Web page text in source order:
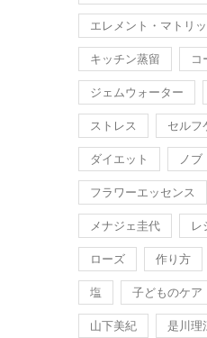
エレメント・マトリ
キッチン蒸留 コ
ジェムウォーター
ストレス セルフ
ダイエット ノブ
フラワーエッセンス
メナジェ圭代 レ
ローズ 作り方
塩 子どものケア
山下美紀 是川理